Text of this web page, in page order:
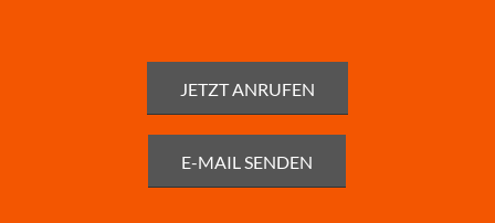
JETZT ANRUFEN
E-MAIL SENDEN